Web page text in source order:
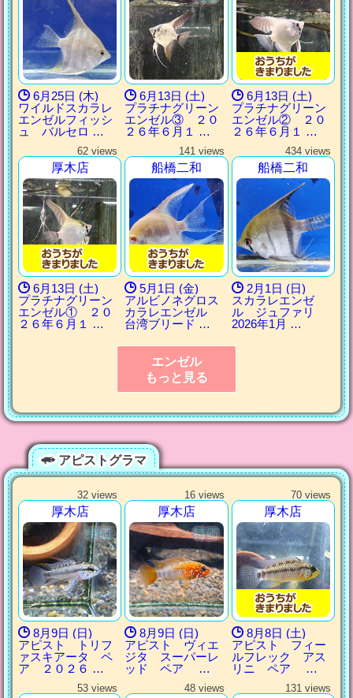
6月25日 (木)
ワイルドスカラレ
エンゼルフィッシ
ュ バルセロ …
6月13日 (土)
プラチナグリーン
エンゼル③ ２０
２６年６月１ …
6月13日 (土)
プラチナグリーン
エンゼル② ２０
２６年６月１ …
62 views
厚木店
6月13日 (土)
プラチナグリーン
エンゼル① ２０
２６年６月１ …
141 views
船橋二和
5月1日 (金)
アルビノネグロス
カラレエンゼル
台湾ブリード …
434 views
船橋二和
2月1日 (日)
スカラレエンゼ
ル ジュファリ
2026年1月 …
エンゼル
もっと見る
アピストグラマ
32 views
厚木店
8月9日 (日)
アピスト トリフ
ァスキアータ ペ
ア ２０２６ …
16 views
厚木店
8月9日 (日)
アピスト ヴィエ
ジタ スーパーレ
ッド ペア …
70 views
厚木店
8月8日 (土)
アピスト フィー
ルフレック アス
リニ ペア …
53 views 48 views 131 views